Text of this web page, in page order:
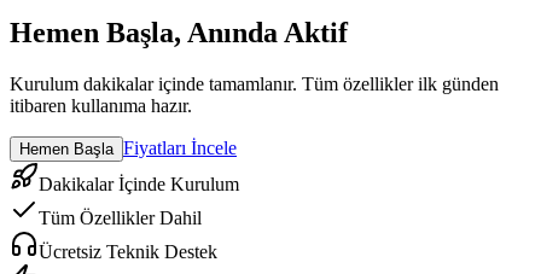
Hemen Başla, Anında Aktif
Kurulum dakikalar içinde tamamlanır. Tüm özellikler ilk günden
itibaren kullanıma hazır.
Hemen Başla Fiyatları İncele
Dakikalar İçinde Kurulum
Tüm Özellikler Dahil
Ücretsiz Teknik Destek